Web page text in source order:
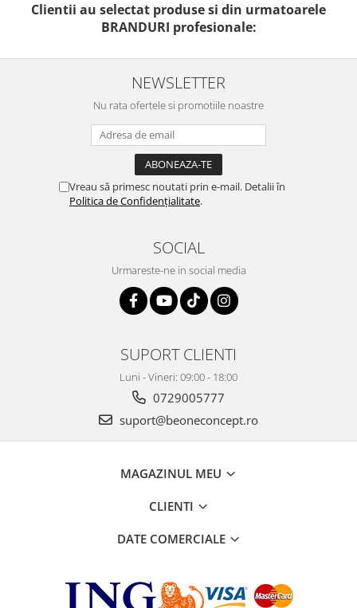
Clientii au selectat produse si din urmatoarele
BRANDURI profesionale:
NEWSLETTER
Nu rata ofertele si promotiile noastre
Vreau să primesc noutati prin e-mail. Detalii în
Politica de Confidențialitate.
SOCIAL
Urmareste-ne in social media
SUPORT CLIENTI
Luni - Vineri: 09:00 - 18:00
0729005777
suport@beoneconcept.ro
MAGAZINUL MEU
CLIENTI
DATE COMERCIALE